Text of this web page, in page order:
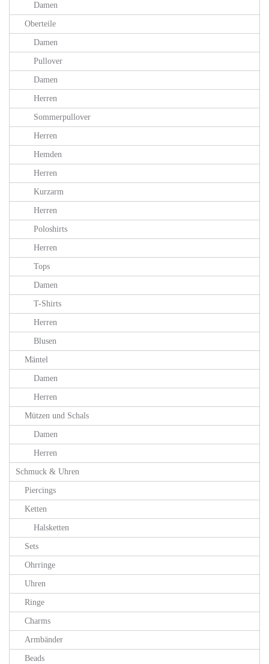
Damen
Oberteile
Damen
Pullover
Damen
Herren
Sommerpullover
Herren
Hemden
Herren
Kurzarm
Herren
Poloshirts
Herren
Tops
Damen
T-Shirts
Herren
Blusen
Mäntel
Damen
Herren
Mützen und Schals
Damen
Herren
Schmuck & Uhren
Piercings
Ketten
Halsketten
Sets
Ohrringe
Uhren
Ringe
Charms
Armbänder
Beads